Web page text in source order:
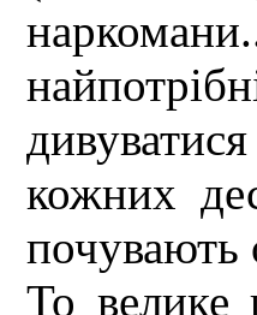
кожних
почувають
То велике